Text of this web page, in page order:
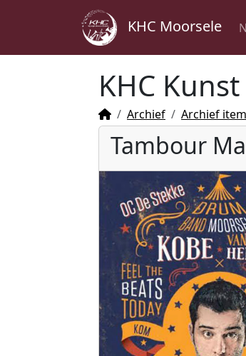
KHC Moorsele
KHC
Archief Archief item
Tambour